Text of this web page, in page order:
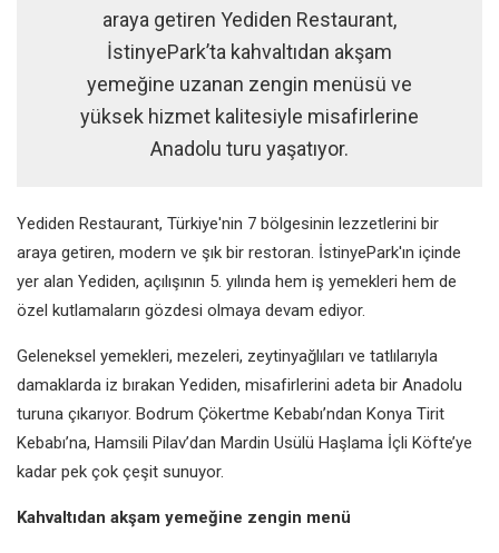
araya getiren Yediden Restaurant,
İstinyePark’ta kahvaltıdan akşam
yemeğine uzanan zengin menüsü ve
yüksek hizmet kalitesiyle misafirlerine
Anadolu turu yaşatıyor.
Yediden Restaurant, Türkiye'nin 7 bölgesinin lezzetlerini bir
araya getiren, modern ve şık bir restoran. İstinyePark'ın içinde
yer alan Yediden, açılışının 5. yılında hem iş yemekleri hem de
özel kutlamaların gözdesi olmaya devam ediyor.
Geleneksel yemekleri, mezeleri, zeytinyağlıları ve tatlılarıyla
damaklarda iz bırakan Yediden, misafirlerini adeta bir Anadolu
turuna çıkarıyor. Bodrum Çökertme Kebabı’ndan Konya Tirit
Kebabı’na, Hamsili Pilav’dan Mardin Usülü Haşlama İçli Köfte’ye
kadar pek çok çeşit sunuyor.
Kahvaltıdan akşam yemeğine zengin menü